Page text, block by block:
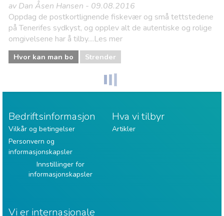
av Dan Åsen Hansen - 09.08.2016
Oppdag de postkortlignende fiskevær og små tettstedene
på Tenerifes sydkyst, og opplev alt de autentiske og rolige
omgivelsene har å tilby....Les mer
Hvor kan man bo Strender
Bedriftsinformasjon
Vilkår og betingelser
Personvern og
informasjonskapsler
Innstillinger for
informasjonskapsler
Hva vi tilbyr
Artikler
Vi er internasjonale